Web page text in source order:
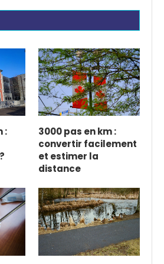
:
3000 pas en km :
convertir facilement
et estimer la
distance